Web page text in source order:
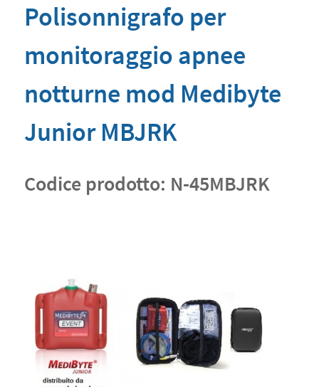
Polisonnigrafo per
monitoraggio apnee
notturne mod Medibyte
Junior MBJRK
Codice prodotto: N-45MBJRK